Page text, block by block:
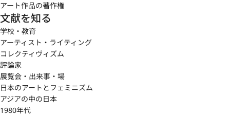
アート作品の著作権
文献を知る
学校・教育
アーティスト・ライティング
コレクティヴィズム
評論家
展覧会・出来事・場
日本のアートとフェミニズム
アジアの中の日本
1980年代